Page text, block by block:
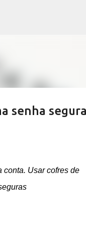
senha
Usar cofres de